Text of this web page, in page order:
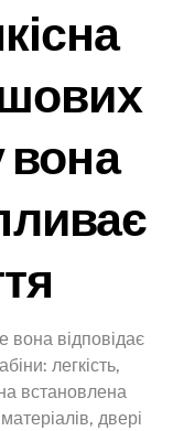
вона
вона відповідає
легкість,
встановлена
двері